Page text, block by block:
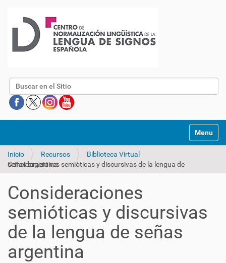
Buscar
Mostrar/
Inicio Recursos
Biblioteca Virtual
Consideraciones semióticas y discursivas de la lengua de señas argentina
Consideraciones
semióticas y discursivas
de la lengua de señas
argentina